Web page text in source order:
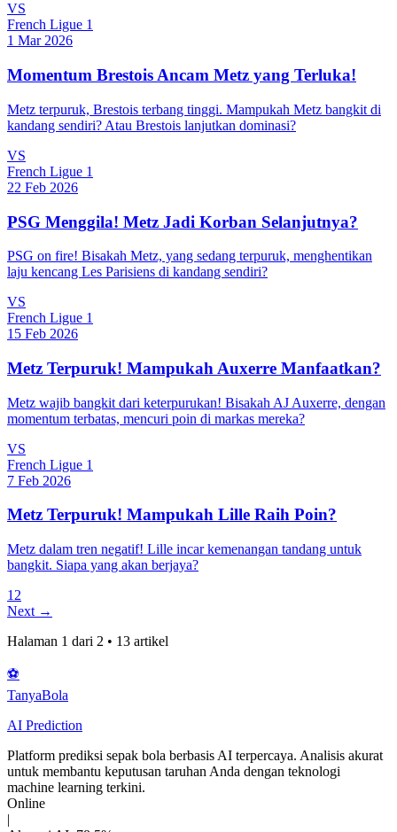
VS
French Ligue 1
1 Mar 2026
Momentum Brestois Ancam Metz yang Terluka!
Metz terpuruk, Brestois terbang tinggi. Mampukah Metz bangkit di
kandang sendiri? Atau Brestois lanjutkan dominasi?
VS
French Ligue 1
22 Feb 2026
PSG Menggila! Metz Jadi Korban Selanjutnya?
PSG on fire! Bisakah Metz, yang sedang terpuruk, menghentikan
laju kencang Les Parisiens di kandang sendiri?
VS
French Ligue 1
15 Feb 2026
Metz Terpuruk! Mampukah Auxerre Manfaatkan?
Metz wajib bangkit dari keterpurukan! Bisakah AJ Auxerre, dengan
momentum terbatas, mencuri poin di markas mereka?
VS
French Ligue 1
7 Feb 2026
Metz Terpuruk! Mampukah Lille Raih Poin?
Metz dalam tren negatif! Lille incar kemenangan tandang untuk
bangkit. Siapa yang akan berjaya?
1 2
Next →
Halaman 1 dari 2 • 13 artikel
⚽
TanyaBola
AI Prediction
Platform prediksi sepak bola berbasis AI terpercaya. Analisis akurat
untuk membantu keputusan taruhan Anda dengan teknologi
machine learning terkini.
Online
|